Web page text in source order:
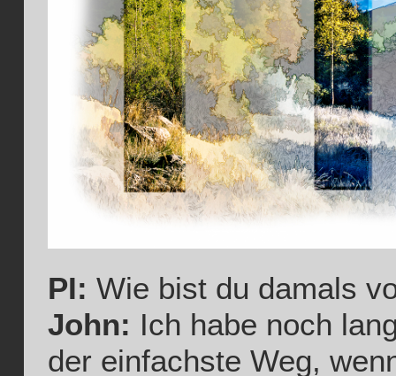
PI: Wie bist du damals
John: Ich habe noch
der einfachste Weg,